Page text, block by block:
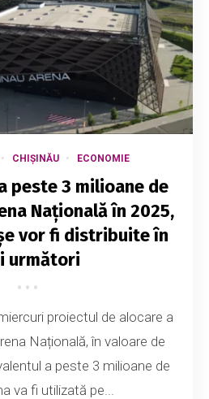
CHIȘINĂU ECONOMIE
peste 3 milioane de
Națională în 2025,
vor fi distribuite în
următori
proiectul de alocare a
Națională, în valoare de
a peste 3 milioane de
va fi utilizată pe...